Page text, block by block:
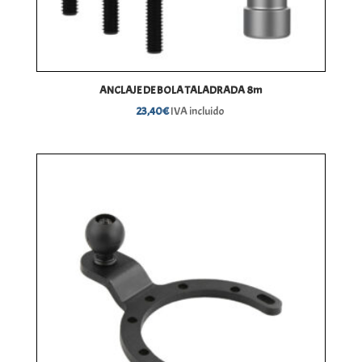
ANCLAJE DE BOLA TALADRADA 8m
23,40€IVA incluido